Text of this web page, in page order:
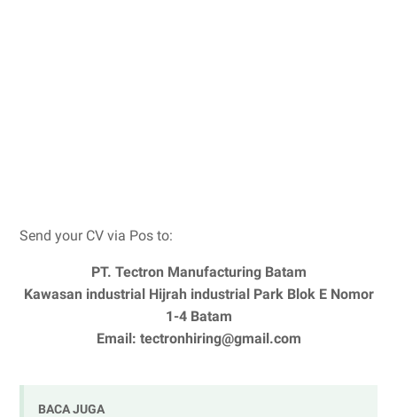
Send your CV via Pos to:
PT. Tectron Manufacturing Batam
Kawasan industrial Hijrah industrial Park Blok E Nomor
1-4 Batam
Email: tectronhiring@gmail.com
BACA JUGA